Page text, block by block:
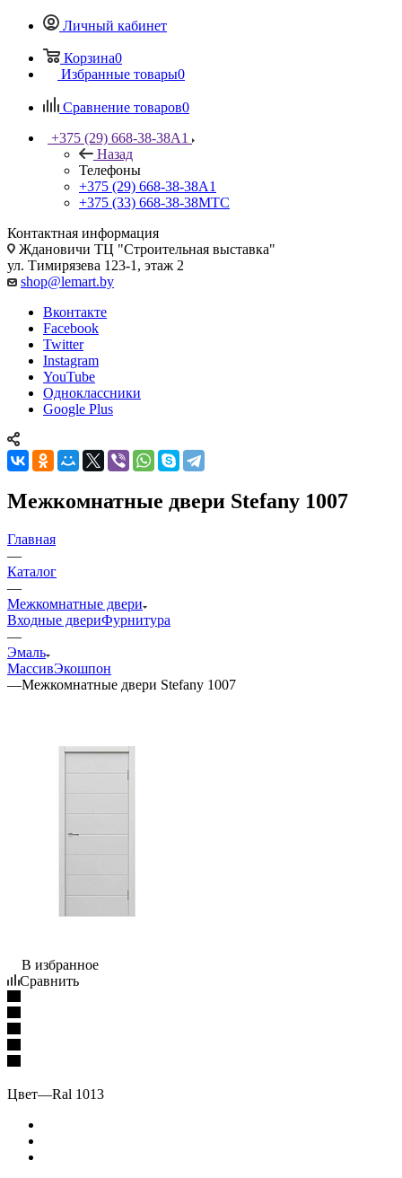
Личный кабинет
Корзина0
Избранные товары0
Сравнение товаров0
+375 (29) 668-38-38A1
Назад
Телефоны
+375 (29) 668-38-38A1
+375 (33) 668-38-38МТС
Контактная информация
Ждановичи ТЦ "Строительная выставка"
ул. Тимирязева 123-1, этаж 2
shop@lemart.by
Вконтакте
Facebook
Twitter
Instagram
YouTube
Одноклассники
Google Plus
Межкомнатные двери Stefany 1007
Главная
—
Каталог
—
Межкомнатные двери
Входные двериФурнитура
—
Эмаль
МассивЭкошпон
—Межкомнатные двери Stefany 1007
В избранное
Сравнить
Цвет—Ral 1013